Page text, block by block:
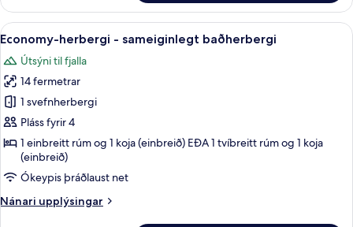
herbergi
fyrir
tvo
sameiginlegt
baðherbergi
Skoða
allar
myndir
fyrir
Economy-
herbergi
-
sameiginlegt
baðherbergi
Economy-herbergi - sameiginlegt
12
Economy-herbergi - sameiginlegt baðherbergi
Útsýni til fjalla
14 fermetrar
1 svefnherbergi
Pláss fyrir 4
1 einbreitt rúm og 1 koja (einbreið) EÐA 1 tvíbreitt rúm og 1 koja
(einbreið)
Ókeypis þráðlaust net
Nánari upplýsingar
Nánari